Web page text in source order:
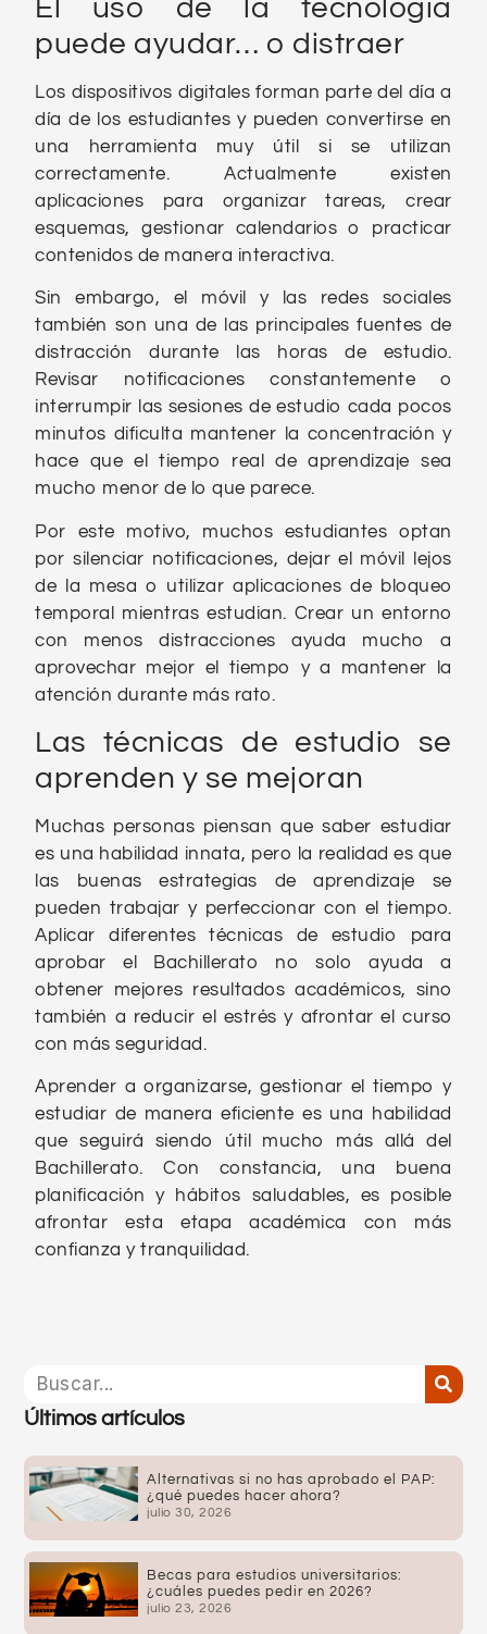
El uso de la tecnología
puede ayudar… o distraer
Los dispositivos digitales forman parte del día a
día de los estudiantes y pueden convertirse en
una herramienta muy útil si se utilizan
correctamente. Actualmente existen
aplicaciones para organizar tareas, crear
esquemas, gestionar calendarios o practicar
contenidos de manera interactiva.
Sin embargo, el móvil y las redes sociales
también son una de las principales fuentes de
distracción durante las horas de estudio.
Revisar notificaciones constantemente o
interrumpir las sesiones de estudio cada pocos
minutos dificulta mantener la concentración y
hace que el tiempo real de aprendizaje sea
mucho menor de lo que parece.
Por este motivo, muchos estudiantes optan
por silenciar notificaciones, dejar el móvil lejos
de la mesa o utilizar aplicaciones de bloqueo
temporal mientras estudian. Crear un entorno
con menos distracciones ayuda mucho a
aprovechar mejor el tiempo y a mantener la
atención durante más rato.
Las técnicas de estudio se
aprenden y se mejoran
Muchas personas piensan que saber estudiar
es una habilidad innata, pero la realidad es que
las buenas estrategias de aprendizaje se
pueden trabajar y perfeccionar con el tiempo.
Aplicar diferentes técnicas de estudio para
aprobar el Bachillerato no solo ayuda a
obtener mejores resultados académicos, sino
también a reducir el estrés y afrontar el curso
con más seguridad.
Aprender a organizarse, gestionar el tiempo y
estudiar de manera eficiente es una habilidad
que seguirá siendo útil mucho más allá del
Bachillerato. Con constancia, una buena
planificación y hábitos saludables, es posible
afrontar esta etapa académica con más
confianza y tranquilidad.
Últimos artículos
Alternativas si no has aprobado el PAP:
¿qué puedes hacer ahora?
julio 30, 2026
Becas para estudios universitarios:
¿cuáles puedes pedir en 2026?
julio 23, 2026